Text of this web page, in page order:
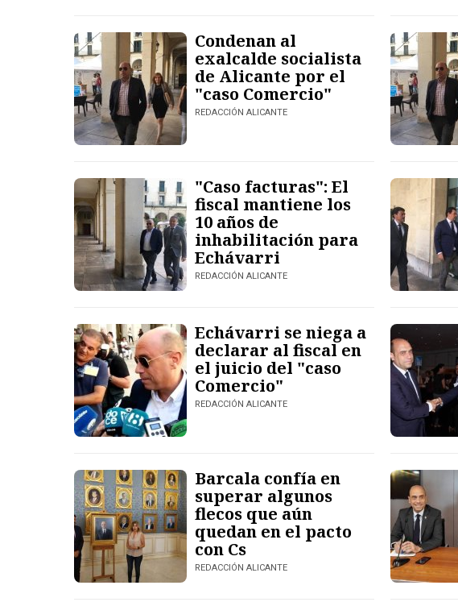
Condenan al
exalcalde socialista
de Alicante por el
"caso Comercio"
REDACCIÓN ALICANTE
"Caso facturas": El
fiscal mantiene los
10 años de
inhabilitación para
Echávarri
REDACCIÓN ALICANTE
Echávarri se niega a
declarar al fiscal en
el juicio del "caso
Comercio"
REDACCIÓN ALICANTE
Barcala confía en
superar algunos
flecos que aún
quedan en el pacto
con Cs
REDACCIÓN ALICANTE